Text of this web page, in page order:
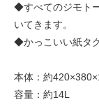
◆すべてのジモト
いてきます。
◆かっこいい紙タ
本体：約
容量：約14L